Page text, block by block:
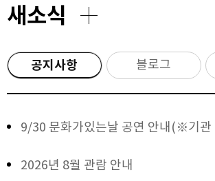
새소식
공지사항 블로그
9/30 문화가있는날 공연 안내(※기관 단체 대상 공연 신청 포함)
2026년 8월 관람 안내